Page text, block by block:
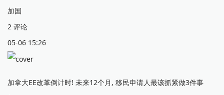
加国
2 评论
05-06 15:26
加拿大EE改革倒计时! 未来12个月, 移民申请人最该抓紧做3件事